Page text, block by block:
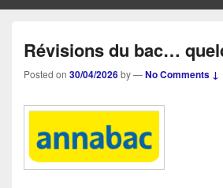
Révisions du bac…
Posted on 30/04/2026by—No Comments ↓